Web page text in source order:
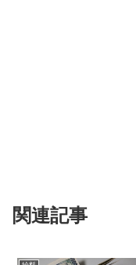
関連記事